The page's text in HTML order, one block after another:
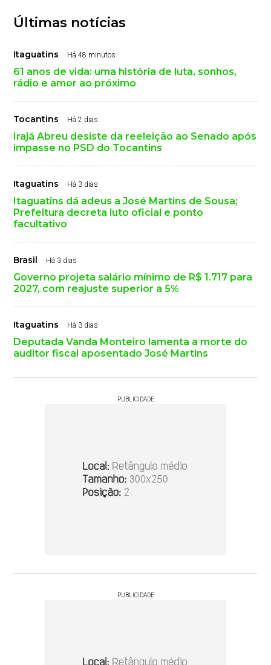
Últimas notícias
Itaguatins Há 48 minutos
61 anos de vida: uma história de luta, sonhos,
rádio e amor ao próximo
Tocantins Há 2 dias
Irajá Abreu desiste da reeleição ao Senado após
impasse no PSD do Tocantins
Itaguatins Há 3 dias
Itaguatins dá adeus a José Martins de Sousa;
Prefeitura decreta luto oficial e ponto
facultativo
Brasil Há 3 dias
Governo projeta salário mínimo de R$ 1.717 para
2027, com reajuste superior a 5%
Itaguatins Há 3 dias
Deputada Vanda Monteiro lamenta a morte do
auditor fiscal aposentado José Martins
PUBLICIDADE
PUBLICIDADE